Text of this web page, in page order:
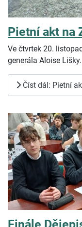
Pietní akt na
Ve čtvrtek 20.
generála Aloise Lišky.
Číst dál: Pietní